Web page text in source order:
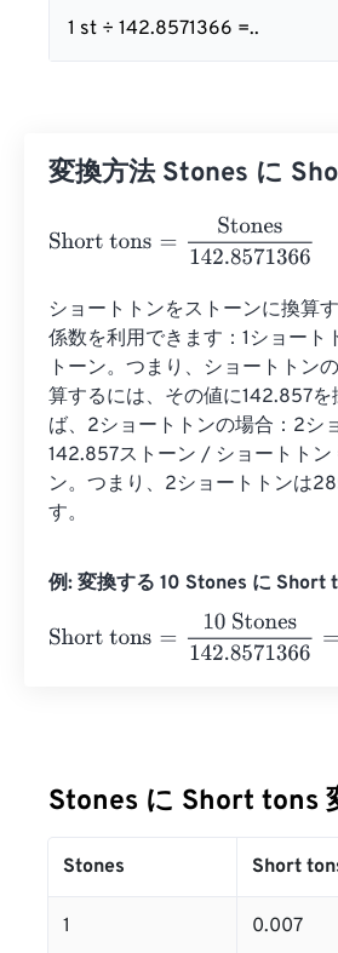
1 st ÷ 142.8571366 =..
変換方法 Stones に
Short tons 142.8571366
ショートトンをストーンに換算
係数を利用できます：1ショート
トーン。つまり、ショートトン
算するには、その値に142.857
ば、2ショートトンの場合：2シ
142.857ストーン / ショートトン
ン。つまり、2ショートトンは
す。
例: 変換する 10 Stones に Short
Short tons
10 Stones
Stones に Short tons
Stones Short
1 0.007